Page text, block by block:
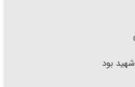
بود